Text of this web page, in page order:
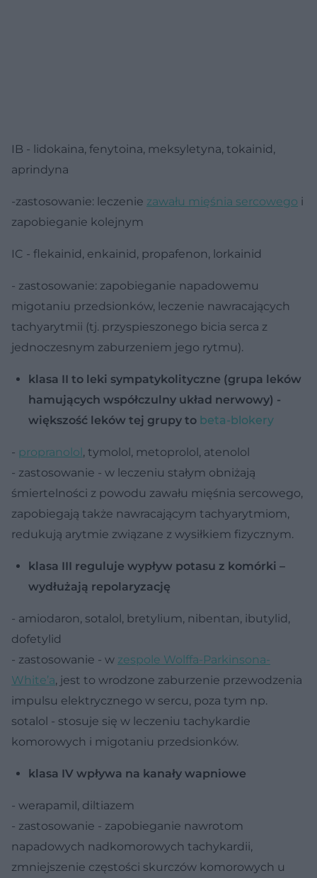
IB - lidokaina, fenytoina, meksyletyna, tokainid,
aprindyna
-zastosowanie: leczenie zawału mięśnia sercowego i
zapobieganie kolejnym
IC - flekainid, enkainid, propafenon, lorkainid
- zastosowanie: zapobieganie napadowemu
migotaniu przedsionków, leczenie nawracających
tachyarytmii (tj. przyspieszonego bicia serca z
jednoczesnym zaburzeniem jego rytmu).
klasa II to leki sympatykolityczne (grupa leków
hamujących współczulny układ nerwowy) -
większość leków tej grupy to beta-blokery
- propranolol, tymolol, metoprolol, atenolol
- zastosowanie - w leczeniu stałym obniżają
śmiertelności z powodu zawału mięśnia sercowego,
zapobiegają także nawracającym tachyarytmiom,
redukują arytmie związane z wysiłkiem fizycznym.
klasa III reguluje wypływ potasu z komórki –
wydłużają repolaryzację
- amiodaron, sotalol, bretylium, nibentan, ibutylid,
dofetylid
- zastosowanie - w zespole Wolffa-Parkinsona-
White’a, jest to wrodzone zaburzenie przewodzenia
impulsu elektrycznego w sercu, poza tym np.
sotalol - stosuje się w leczeniu tachykardie
komorowych i migotaniu przedsionków.
klasa IV wpływa na kanały wapniowe
- werapamil, diltiazem
- zastosowanie - zapobieganie nawrotom
napadowych nadkomorowych tachykardii,
zmniejszenie częstości skurczów komorowych u